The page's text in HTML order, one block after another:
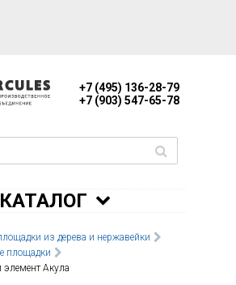
+7 (495) 136-28-79
+7 (903) 547-65-78
КАТАЛОГ
из дерева и нержавейки
площадки
Акула